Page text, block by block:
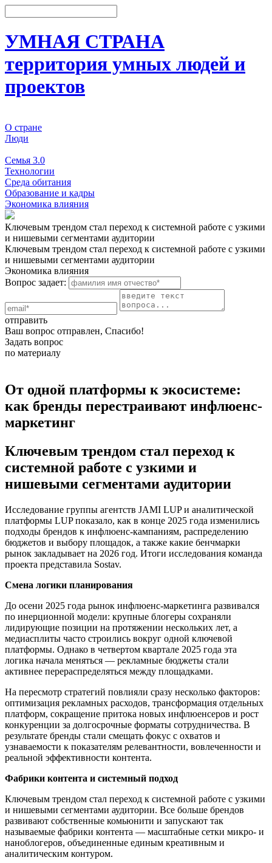
УМНАЯ СТРАНА
территория умных людей и
проектов
О стране
Люди
Семья 3.0
Технологии
Среда обитания
Образование и кадры
Экономика влияния
Ключевым трендом стал переход к системной работе с узкими
и нишевыми сегментами аудитории
Ключевым трендом стал переход к системной работе с узкими
и нишевыми сегментами аудитории
Экономика влияния
Вопрос задает:
отправить
Ваш вопрос отправлен, Спасибо!
Задать вопрос
по материалу
От одной платформы к экосистеме:
как бренды перестраивают инфлюенс-
маркетинг
Ключевым трендом стал переход к
системной работе с узкими и
нишевыми сегментами аудитории
Исследование группы агентств JAMI LUP и аналитической
платформы LUP показало, как в конце 2025 года изменились
подходы брендов к инфлюенс-кампаниям, распределению
бюджетов и выбору площадок, а также какие бенчмарки
рынок закладывает на 2026 год. Итоги исследования команда
проекта представила Sostav.
Смена логики планирования
До осени 2025 года рынок инфлюенс-маркетинга развивался
по инерционной модели: крупные блогеры сохраняли
лидирующие позиции на протяжении нескольких лет, а
медиасплиты часто строились вокруг одной ключевой
платформы. Однако в четвертом квартале 2025 года эта
логика начала меняться — рекламные бюджеты стали
активнее перераспределяться между площадками.
На пересмотр стратегий повлияли сразу несколько факторов:
оптимизация рекламных расходов, трансформация отдельных
платформ, сокращение притока новых инфлюенсеров и рост
конкуренции за долгосрочные форматы сотрудничества. В
результате бренды стали смещать фокус с охватов и
узнаваемости к показателям релевантности, вовлеченности и
реальной эффективности контента.
Фабрики контента и системный подход
Ключевым трендом стал переход к системной работе с узкими
и нишевыми сегментами аудитории. Все больше брендов
развивают собственные комьюнити и запускают так
называемые фабрики контента — масштабные сетки микро- и
наноблогеров, объединенные единым креативным и
аналитическим контуром.